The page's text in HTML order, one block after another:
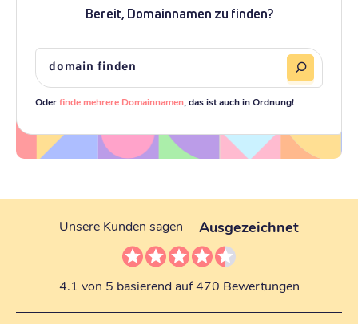
Bereit, Domainnamen zu finden?
Oderfinde mehrere Domainnamen , das ist auch in Ordnung!
Unsere Kunden sagen Ausgezeichnet
4.1 von 5 basierend auf 470 Bewertungen